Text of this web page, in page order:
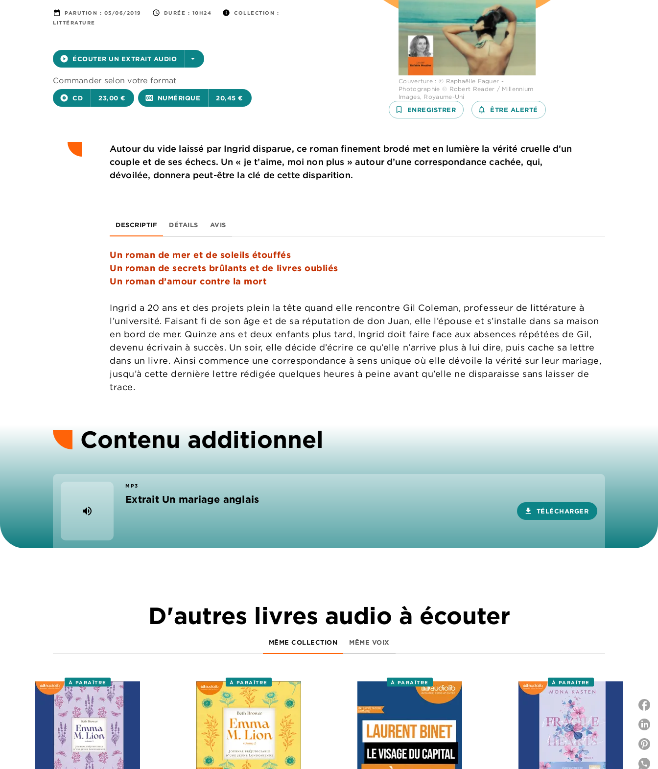
date_range PARUTION : 05/06/2019 access_time DURÉE : 10H24 info
COLLECTION :
LITTÉRATURE
play_circle_filled ÉCOUTER UN EXTRAIT AUDIO arrow_drop_down
Commander selon votre format
album CD 23,00 € surround_sound NUMÉRIQUE 20,45 €
Couverture : © Raphaëlle Faguer -
Photographie © Robert Reader / Millennium
Images, Royaume-Uni
bookmark_border ENREGISTRER notifications_none_outlined
ÊTRE ALERTÉ
Autour du vide laissé par Ingrid disparue, ce roman finement brodé met en lumière la vérité cruelle d’un
couple et de ses échecs. Un « je t’aime, moi non plus » autour d’une correspondance cachée, qui,
dévoilée, donnera peut-être la clé de cette disparition.
DESCRIPTIF DÉTAILS AVIS
Un roman de mer et de soleils étouffés
Un roman de secrets brûlants et de livres oubliés
Un roman d’amour contre la mort
Ingrid a 20 ans et des projets plein la tête quand elle rencontre Gil Coleman, professeur de littérature à
l’université. Faisant fi de son âge et de sa réputation de don Juan, elle l’épouse et s’installe dans sa maison
en bord de mer. Quinze ans et deux enfants plus tard, Ingrid doit faire face aux absences répétées de Gil,
devenu écrivain à succès. Un soir, elle décide d’écrire ce qu’elle n’arrive plus à lui dire, puis cache sa lettre
dans un livre. Ainsi commence une correspondance à sens unique où elle dévoile la vérité sur leur mariage,
jusqu’à cette dernière lettre rédigée quelques heures à peine avant qu’elle ne disparaisse sans laisser de
trace.
Contenu additionnel
volume_up
MP3
Extrait Un mariage anglais
download TÉLÉCHARGER
D'autres livres audio à écouter
MÊME COLLECTION MÊME VOIX
À PARAÎTRE À PARAÎTRE À PARAÎTRE À PARAÎTRE